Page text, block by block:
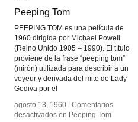
Peeping Tom
PEEPING TOM es una película de
1960 dirigida por Michael Powell
(Reino Unido 1905 – 1990). El título
proviene de la frase “peeping tom”
(mirón) utilizada para describir a un
voyeur y derivada del mito de Lady
Godiva por el
agosto 13, 1960 / Comentarios
desactivados en Peeping Tom
Peeping Tom
agosto 13, 1960 / Comentarios
desactivados en Peeping Tom